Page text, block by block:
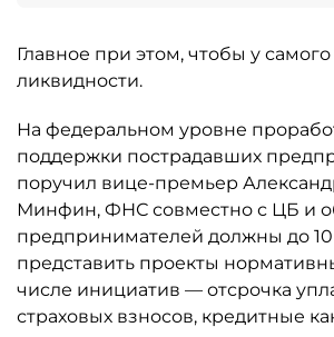
Главное при этом, чтобы у
ликвидности.
На федеральном уровне
поддержки пострадавших
поручил вице-премьер
Минфин, ФНС совместно с ЦБ и
предпринимателей должны до 10
представить проекты
числе инициатив — отсрочка
страховых взносов, кредитные